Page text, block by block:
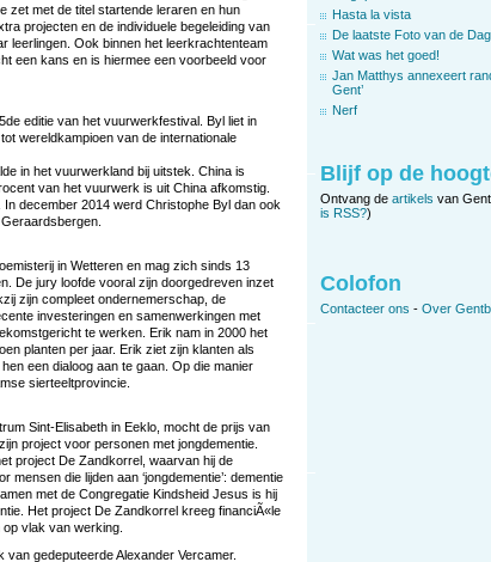
zet met de titel startende leraren en hun
projecten en de individuele begeleiding van
leerlingen. Ook binnen het leerkrachtenteam
een kans en is hiermee een voorbeeld voor
editie van het vuurwerkfestival. Byl liet in
wereldkampioen van de internationale
in het vuurwerkland bij uitstek. China is
van het vuurwerk is uit China afkomstig.
december 2014 werd Christophe Byl dan ook
in Wetteren en mag zich sinds 13
De jury loofde vooral zijn doorgedreven inzet
zijn compleet ondernemerschap, de
investeringen en samenwerkingen met
te werken. Erik nam in 2000 het
planten per jaar. Erik ziet zijn klanten als
een dialoog aan te gaan. Op die manier
sierteeltprovincie.
Sint-Elisabeth in Eeklo, mocht de prijs van
project voor personen met jongdementie.
project De Zandkorrel, waarvan hij de
die lijden aan ‘jongdementie’: dementie
met de Congregatie Kindsheid Jesus is hij
Het project De Zandkorrel kreeg financiÃ«le
vlak van werking.
gedeputeerde Alexander Vercamer.
Hasta la vista
De laatste Foto van de
Wat was het goed!
Jan Matthys annexeert
Gent’
Nerf
Blijf op de
Ontvang de artikels van
is RSS?)
Colofon
Contacteer ons - Over